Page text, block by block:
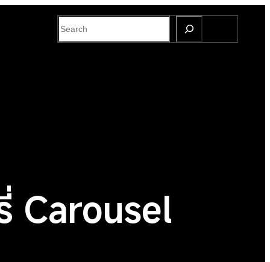
S
e
Carousel